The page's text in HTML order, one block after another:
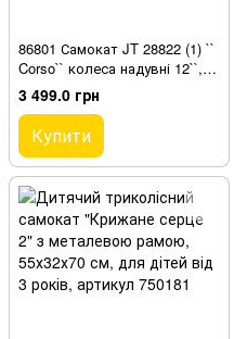
86801 Самокат JT 28822 (1) ``
Corso`` колеса надувні 12``,
ручний переднє гальмо
[Коробка]
3 499.0 грн
Купити